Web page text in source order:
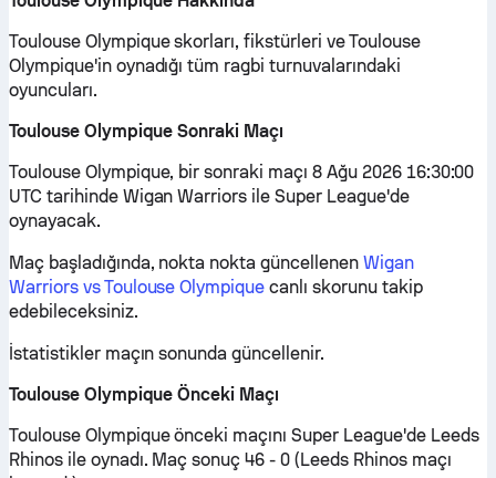
Toulouse Olympique skorları, fikstürleri ve Toulouse
Olympique'in oynadığı tüm ragbi turnuvalarındaki
oyuncuları.
Toulouse Olympique Sonraki Maçı
Toulouse Olympique, bir sonraki maçı 8 Ağu 2026 16:30:00
UTC tarihinde Wigan Warriors ile Super League'de
oynayacak.
Maç başladığında, nokta nokta güncellenen Wigan
Warriors vs Toulouse Olympique canlı skorunu takip
edebileceksiniz.
İstatistikler maçın sonunda güncellenir.
Toulouse Olympique Önceki Maçı
Toulouse Olympique önceki maçını Super League'de Leeds
Rhinos ile oynadı. Maç sonuç 46 - 0 (Leeds Rhinos maçı